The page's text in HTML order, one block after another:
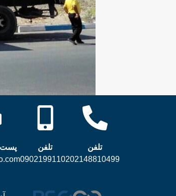
تلفن
02148810499
تلفن
09021991102
پست